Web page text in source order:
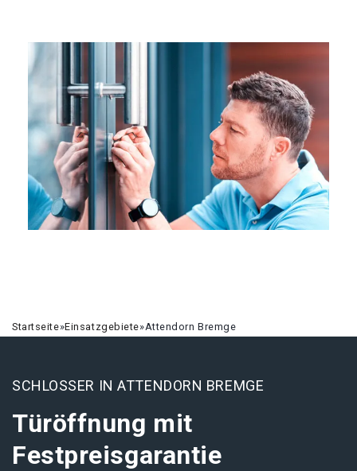
Startseite»Einsatzgebiete»Attendorn Bremge
SCHLOSSER IN ATTENDORN BREMGE
Türöffnung mit
Festpreisgarantie